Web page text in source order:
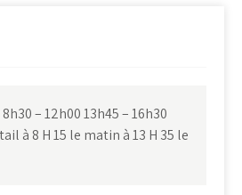
– 12h00 13h45 – 16h30
à 8 H 15 le matin à 13 H 35 le